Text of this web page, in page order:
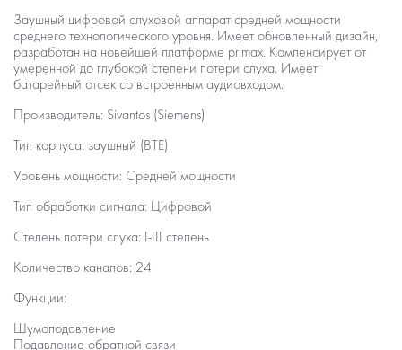
Заушный цифровой слуховой аппарат средней мощности
среднего технологического уровня. Имеет обновленный дизайн,
разработан на новейшей платформе primax. Компенсирует от
умеренной до глубокой степени потери слуха. Имеет
батарейный отсек со встроенным аудиовходом.
Производитель: Sivantos (Siemens)
Тип корпуса: заушный (BTE)
Уровень мощности: Средней мощности
Тип обработки сигнала: Цифровой
Степень потери слуха: I-III степень
Количество каналов: 24
Функции:
Шумоподавление
Подавление обратной связи